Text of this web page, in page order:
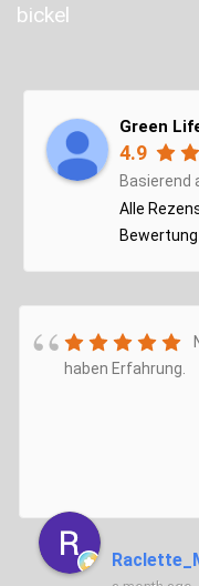
Green
4.9
Basierend
Alle
haben Erfahrung.